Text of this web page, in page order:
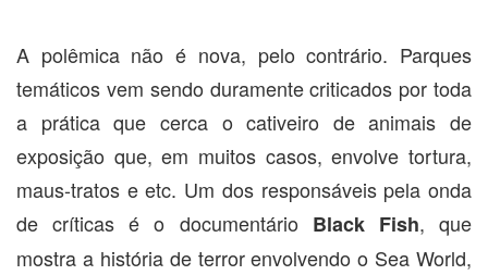
A polêmica não é nova, pelo contrário. Parques
temáticos vem sendo duramente criticados por toda
a prática que cerca o cativeiro de animais de
exposição que, em muitos casos, envolve tortura,
maus-tratos e etc. Um dos responsáveis pela onda
de críticas é o documentário Black Fish, que
mostra a história de terror envolvendo o Sea World,